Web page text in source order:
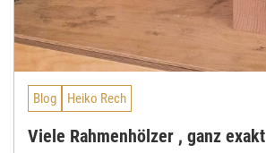
Blog Heiko Rech
Viele Rahmenhölzer , ganz exakt